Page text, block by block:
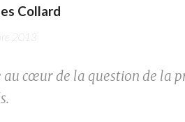
Collard
2013
au cœur de la question de la